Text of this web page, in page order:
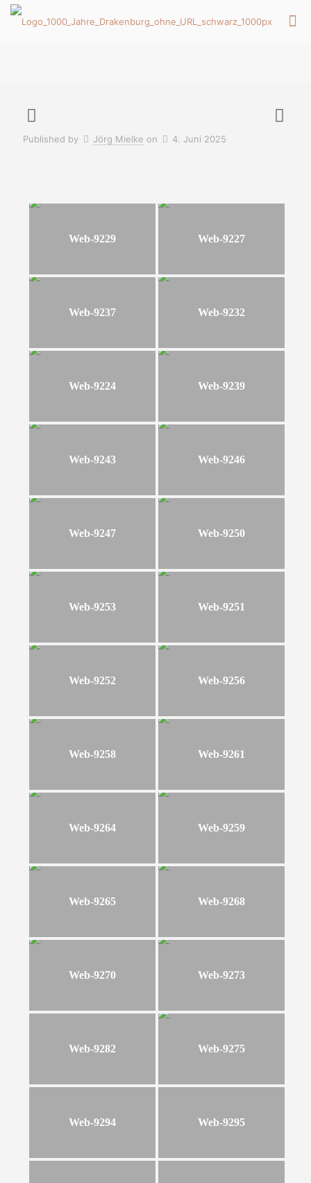
Published by Jörg Mielke on 4. Juni 2025
Web-9229 Web-9227
Web-9237 Web-9232
Web-9224 Web-9239
Web-9243 Web-9246
Web-9247 Web-9250
Web-9253 Web-9251
Web-9252 Web-9256
Web-9258 Web-9261
Web-9264 Web-9259
Web-9265 Web-9268
Web-9270 Web-9273
Web-9282 Web-9275
Web-9294 Web-9295